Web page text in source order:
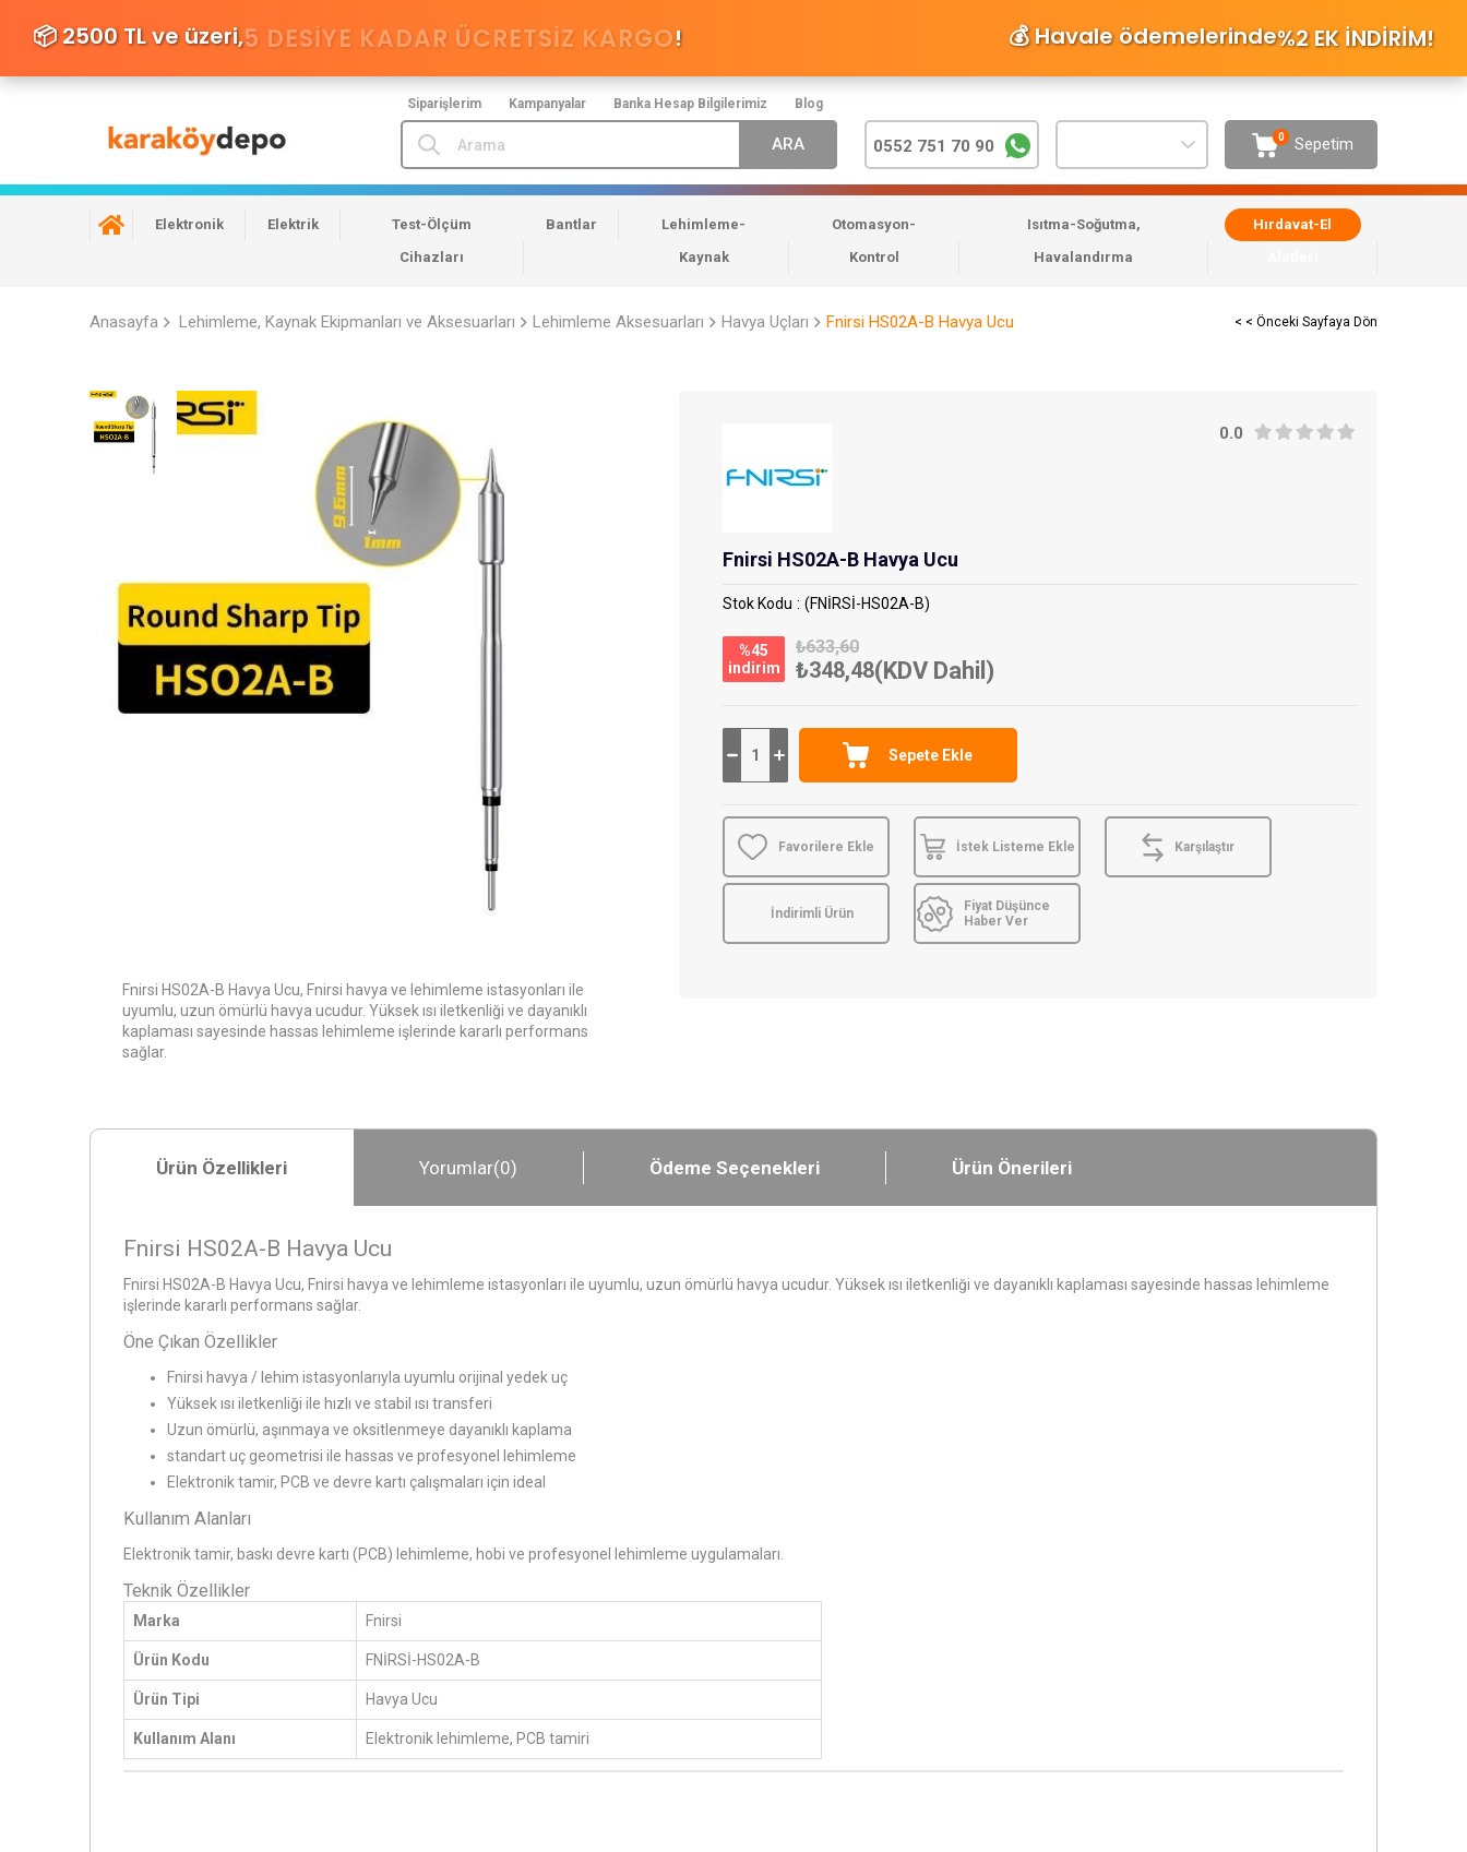
Siparişlerim Kampanyalar Banka Hesap Bilgilerimiz Blog
📦 2500 TL ve üzeri,5 DESIYE KADAR ÜCRETSİZ KARGO! 💰 Havale ödemelerinde%2 EK İNDİRİM!
Sepetim
0
0552 751 70 90
Elektronik Elektrik
Test-Ölçüm
Cihazları
Bantlar
Lehimleme-
Kaynak
Otomasyon-
Kontrol
Isıtma-Soğutma,
Havalandırma
Hırdavat-El
Anasayfa Lehimleme, Kaynak Ekipmanları ve Aksesuarları Lehimleme Aksesuarları Havya Uçları Fnirsi HS02A-B Havya Ucu < < Önceki Sayfaya Dön
Fnirsi HS02A-B Havya Ucu, Fnirsi havya ve lehimleme istasyonları ile
uyumlu, uzun ömürlü havya ucudur. Yüksek ısı iletkenliği ve dayanıklı
kaplaması sayesinde hassas lehimleme işlerinde kararlı performans
sağlar.
0.0
Fnirsi HS02A-B Havya Ucu
Stok Kodu (FNİRSİ-HS02A-B)
%45
i̇ndirim
₺633,60
₺348,48(KDV Dahil)
Favorilere Ekle İstek Listeme Ekle Karşılaştır
İndirimli Ürün
Fiyat Düşünce
Haber Ver
Ürün Özellikleri Yorumlar(0) Ödeme Seçenekleri Ürün Önerileri
Fnirsi HS02A-B Havya Ucu
Fnirsi HS02A-B Havya Ucu, Fnirsi havya ve lehimleme istasyonları ile uyumlu, uzun ömürlü havya ucudur. Yüksek ısı iletkenliği ve dayanıklı kaplaması sayesinde hassas lehimleme
işlerinde kararlı performans sağlar.
Öne Çıkan Özellikler
Fnirsi havya / lehim istasyonlarıyla uyumlu orijinal yedek uç
Yüksek ısı iletkenliği ile hızlı ve stabil ısı transferi
Uzun ömürlü, aşınmaya ve oksitlenmeye dayanıklı kaplama
standart uç geometrisi ile hassas ve profesyonel lehimleme
Elektronik tamir, PCB ve devre kartı çalışmaları için ideal
Kullanım Alanları
Elektronik tamir, baskı devre kartı (PCB) lehimleme, hobi ve profesyonel lehimleme uygulamaları.
Teknik Özellikler
Marka Fnirsi
Ürün Kodu FNİRSİ-HS02A-B
Ürün Tipi Havya Ucu
Kullanım Alanı Elektronik lehimleme, PCB tamiri